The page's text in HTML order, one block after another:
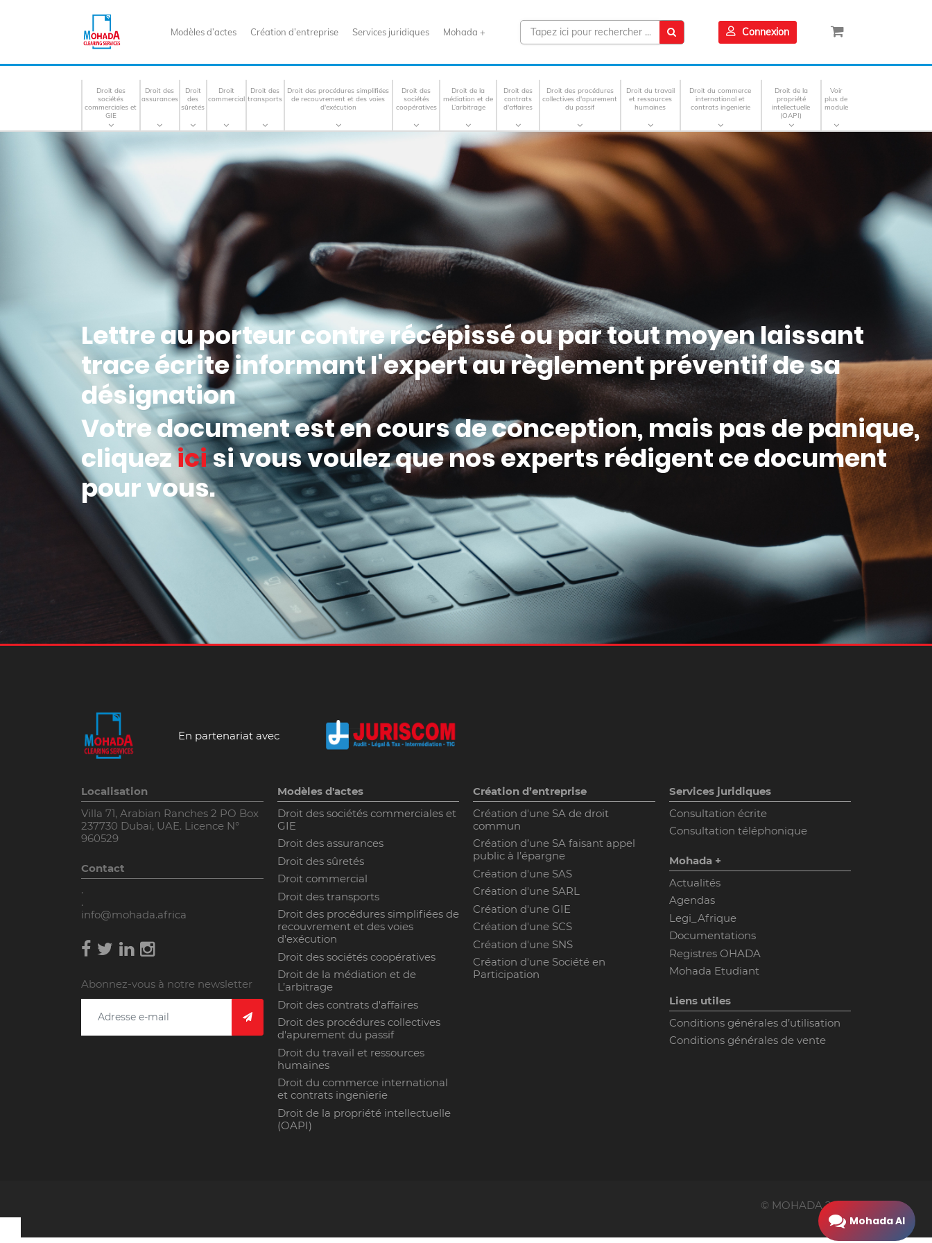
Modèles d’actes Création d’entreprise Services juridiques Mohada + Connexion
Droit des
sociétés
commerciales et
GIE
Droit des
assurances
Droit
des
sûretés
Droit
commercial
Droit des
transports
Droit des procédures simplifiées
de recouvrement et des voies
d'exécution
Droit des
sociétés
coopératives
Droit de la
médiation et de
L’arbitrage
Droit des
contrats
d'affaires
Droit des procédures
collectives d'apurement
du passif
Droit du travail
et ressources
humaines
Droit du commerce
international et
contrats ingenierie
Droit de la
propriété
intellectuelle
(OAPI)
Voir
plus de
module
Lettre au porteur contre récépissé ou par tout moyen laissant
trace écrite informant l'expert au règlement préventif de sa
désignation
Votre document est en cours de conception, mais pas de panique,
cliquezicisi vous voulez que nos experts rédigent ce document
pour vous.
En partenariat avec
Localisation
Villa 71, Arabian Ranches 2 PO Box
237730 Dubai, UAE. Licence N°
960529
Contact
.
.
info@mohada.africa
Abonnez-vous à notre newsletter
Modèles d'actes
Droit des sociétés commerciales et
GIE
Droit des assurances
Droit des sûretés
Droit commercial
Droit des transports
Droit des procédures simplifiées de
recouvrement et des voies
d'exécution
Droit des sociétés coopératives
Droit de la médiation et de
L’arbitrage
Droit des contrats d'affaires
Droit des procédures collectives
d'apurement du passif
Droit du travail et ressources
humaines
Droit du commerce international
et contrats ingenierie
Droit de la propriété intellectuelle
(OAPI)
Création d’entreprise
Création d'une SA de droit
commun
Création d’une SA faisant appel
public à l’épargne
Création d'une SAS
Création d'une SARL
Création d'une GIE
Création d'une SCS
Création d'une SNS
Création d'une Société en
Participation
Services juridiques
Consultation écrite
Consultation téléphonique
Mohada +
Actualités
Agendas
Legi_Afrique
Documentations
Registres OHADA
Mohada Etudiant
Liens utiles
Conditions générales d’utilisation
Conditions générales de vente
© MOHADA2026
Mohada AI